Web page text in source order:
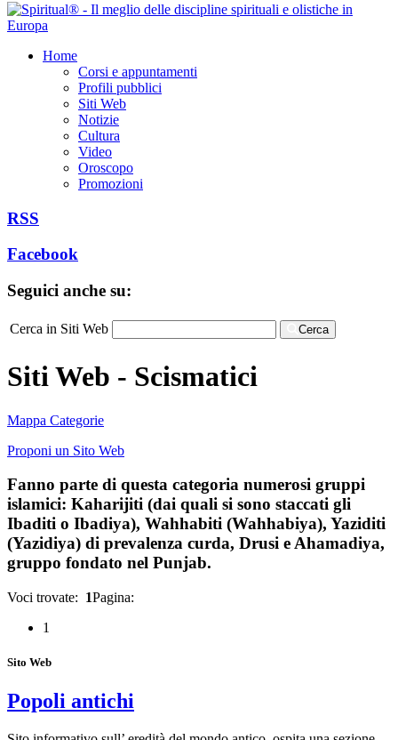
Home
Corsi e appuntamenti
Profili pubblici
Siti Web
Notizie
Cultura
Video
Oroscopo
Promozioni
RSS
Facebook
Seguici anche su:
Cerca in Siti Web Cerca
Siti Web - Scismatici
Mappa Categorie
Proponi un Sito Web
Fanno parte di questa categoria numerosi gruppi
islamici: Kaharijiti (dai quali si sono staccati gli
Ibaditi o Ibadiya), Wahhabiti (Wahhabiya), Yaziditi
(Yazidiya) di prevalenza curda, Drusi e Ahamadiya,
gruppo fondato nel Punjab.
Voci trovate: 1Pagina:
1
Sito Web
Popoli antichi